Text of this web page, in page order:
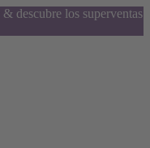
descubre los superventas